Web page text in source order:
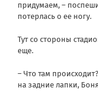
придумаем, –
потерлась о ее ногу.
Тут со стороны
еще.
– Что там
на задние лапки,